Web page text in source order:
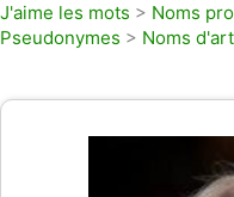
J'aime les mots > Noms
Pseudonymes > Noms